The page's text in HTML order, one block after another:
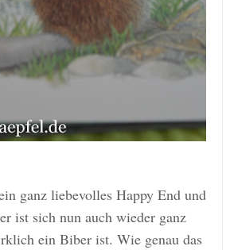
ganz liebevolles Happy End und
ist sich nun auch wieder ganz
ein Biber ist. Wie genau das